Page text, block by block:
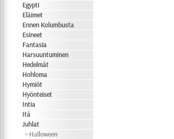
Egypti
Eläimet
Ennen Kolumbusta
Esineet
Fantasia
Harsuuntuminen
Hedelmät
Hohloma
Hymiöt
Hyönteiset
Intia
Itä
Juhlat
Halloween